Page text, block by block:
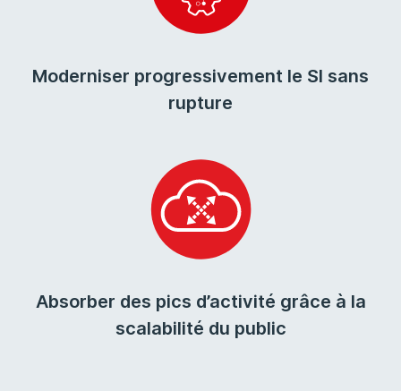
Moderniser progressivement le SI sans
rupture
Absorber des pics d’activité grâce à la
scalabilité du public